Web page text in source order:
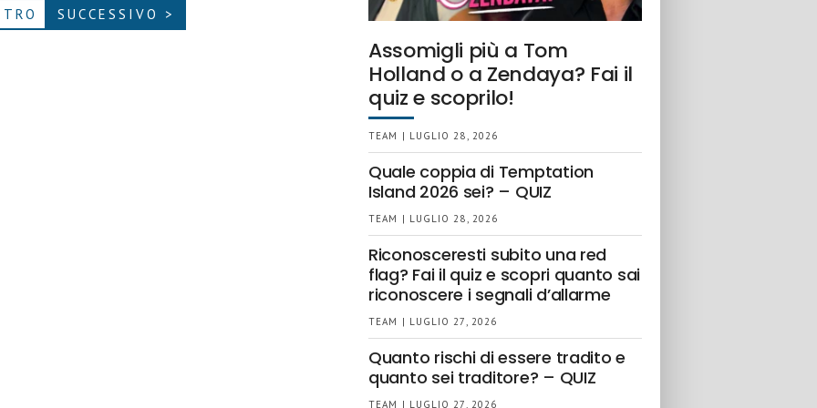
SUCCESSIVO >
Assomigli più a Tom
Holland o a Zendaya? Fai il
quiz e scoprilo!
TEAM | LUGLIO 28, 2026
Quale coppia di Temptation
Island 2026 sei? – QUIZ
TEAM | LUGLIO 28, 2026
Riconosceresti subito una red
flag? Fai il quiz e scopri quanto sai
riconoscere i segnali d’allarme
TEAM | LUGLIO 27, 2026
Quanto rischi di essere tradito e
quanto sei traditore? – QUIZ
TEAM | LUGLIO 27, 2026